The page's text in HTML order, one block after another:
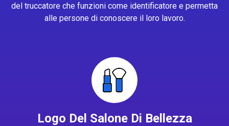
del truccatore che funzioni come identificatore e permetta
alle persone di conoscere il loro lavoro.
Logo Del Salone Di Bellezza